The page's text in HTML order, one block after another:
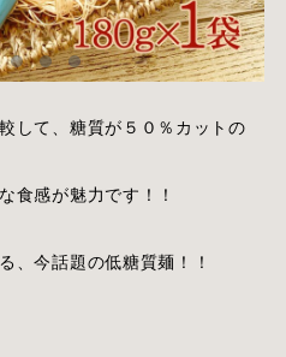
して、糖質が５０％カットの
食感が魅力です！！
、今話題の低糖質麺！！